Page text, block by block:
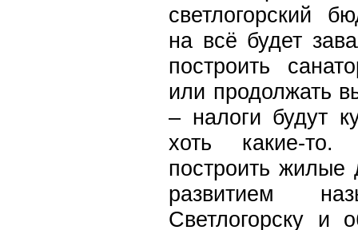
светлогорский
на всё будет
построить
или продолжать
– налоги будут
хоть какие-
построить жилые
развитием
Светлогорску и